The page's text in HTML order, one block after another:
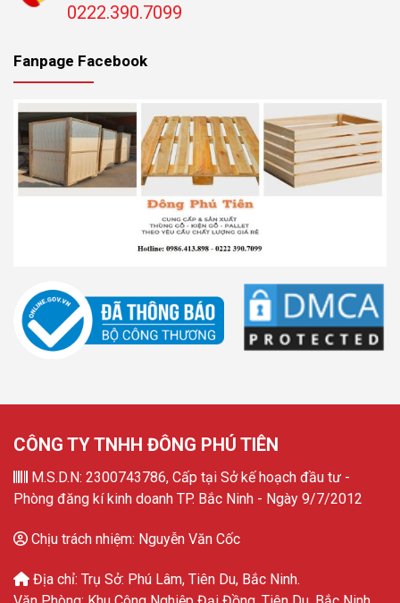
0222.390.7099
Fanpage Facebook
CÔNG TY TNHH ĐÔNG PHÚ TIÊN
M.S.D.N: 2300743786, Cấp tại Sở kế hoạch đầu tư -
Phòng đăng kí kinh doanh TP. Bắc Ninh - Ngày 9/7/2012
Chịu trách nhiệm: Nguyễn Văn Cốc
Địa chỉ: Trụ Sở: Phú Lâm, Tiên Du, Bắc Ninh.